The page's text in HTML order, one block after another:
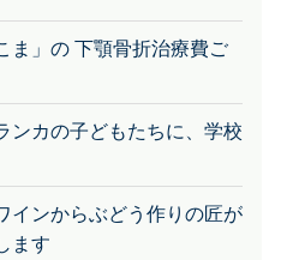
ま」の 下顎骨折治療費ご
ンカの子どもたちに、学校
インからぶどう作りの匠が
ます